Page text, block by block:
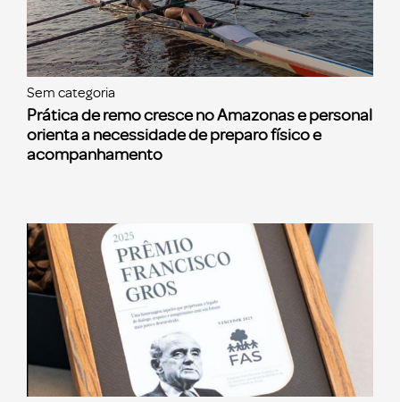
Sem categoria
Prática de remo cresce no Amazonas e personal
orienta a necessidade de preparo físico e
acompanhamento